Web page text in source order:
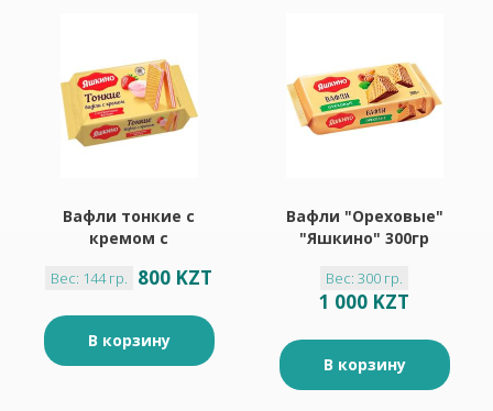
Вафли тонкие с
кремом с
"Яшкино" 144гр
Вес: 144 гр. 800 KZT
В корзину
Вафли "Ореховые"
"Яшкино" 300гр
Вес: 300 гр.
1 000 KZT
В корзину